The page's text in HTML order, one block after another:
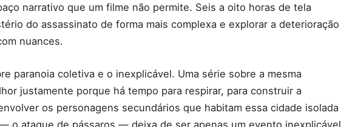
narrativo que um filme não permite. Seis a oito horas de tela
do assassinato de forma mais complexa e explorar a deterioração
nuances.
paranoia coletiva e o inexplicável. Uma série sobre a mesma
justamente porque há tempo para respirar, para construir a
os personagens secundários que habitam essa cidade isolada
o ataque de pássaros — deixa de ser apenas um evento inexplicável